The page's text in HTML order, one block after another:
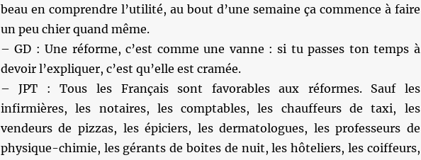
beau en comprendre l’utilité, au bout d’une semaine ça commence à faire
un peu chier quand même.
– GD : Une réforme, c’est comme une vanne : si tu passes ton temps à
devoir l’expliquer, c’est qu’elle est cramée.
– JPT : Tous les Français sont favorables aux réformes. Sauf les
infirmières, les notaires, les comptables, les chauffeurs de taxi, les
vendeurs de pizzas, les épiciers, les dermatologues, les professeurs de
physique-chimie, les gérants de boites de nuit, les hôteliers, les coiffeurs,